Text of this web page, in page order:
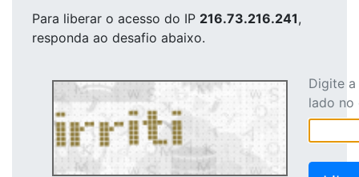
Para liberar o acesso do IP 216.73.216.241,
responda ao desafio abaixo.
Digite
lado no